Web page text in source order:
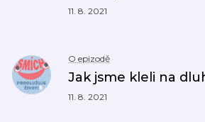
11. 8. 2021
O epizodě
Jak jsme kleli na
11. 8. 2021